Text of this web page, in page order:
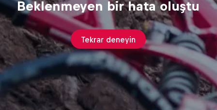
Beklenmeyen bir hata oluştu
Tekrar deneyin